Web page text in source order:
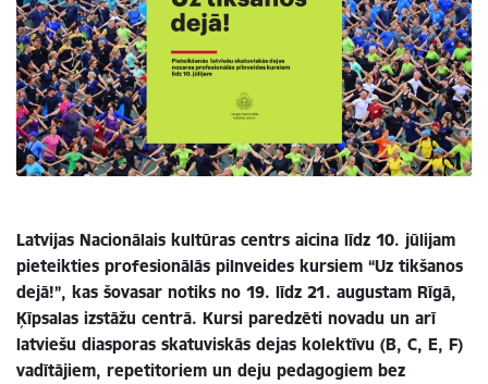
Latvijas Nacionālais kultūras centrs aicina līdz 10. jūlijam
pieteikties profesionālās pilnveides kursiem “Uz tikšanos
dejā!”, kas šovasar notiks no 19. līdz 21. augustam Rīgā,
Ķīpsalas izstāžu centrā. Kursi paredzēti novadu un arī
latviešu diasporas skatuviskās dejas kolektīvu (B, C, E, F)
vadītājiem, repetitoriem un deju pedagogiem bez